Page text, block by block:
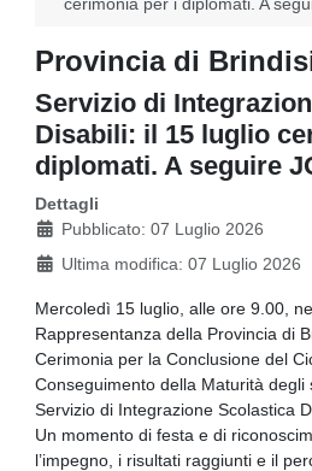
cerimonia per i diplomati. A
Provincia di
Servizio di
Disabili: il 15 luglio
diplomati. A seguire
Dettagli
Pubblicato: 07 Luglio 2026
Ultima modifica: 07 Luglio 2026
Mercoledì 15 luglio, alle ore 9.00,
Rappresentanza della Provincia di
Cerimonia per la Conclusione del
Conseguimento della Maturità degli
Servizio di Integrazione Scolastica
Un momento di festa e di
l’impegno, i risultati raggiunti e il